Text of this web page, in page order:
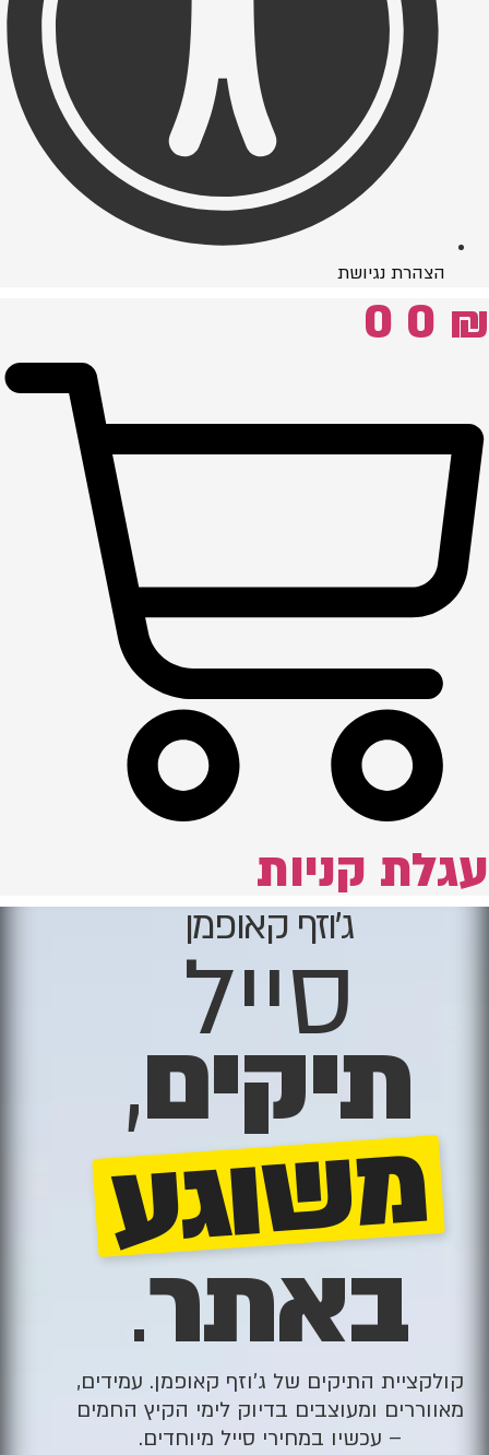
הצהרת נגיושת
0 ₪
0
עגלת קניות
ג'וזף קאופמן
סייל
תיקים,
משוגע
באתר.
קולקציית התיקים של ג׳וזף קאופמן. עמידים,
מאווררים ומעוצבים בדיוק לימי הקיץ החמים
– עכשיו במחירי סייל מיוחדים.